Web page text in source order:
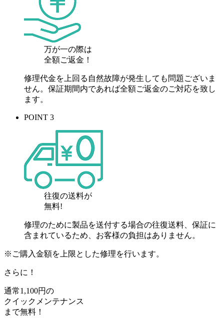
万が一の際は
全額ご返金！
修理代金を上回る自然故障が発生しても問題ございま
せん。保証期間内であれば全額ご返金のご対応を致し
ます。
POINT 3
往復の送料が
無料!
修理のために製品を送付する場合の往復送料、保証に
含まれているため、お客様の負担はありません。
※ご購入金額を上限とした修理を行います。
さらに！
通常1,100円の
クイックメンテナンス
まで無料 ！